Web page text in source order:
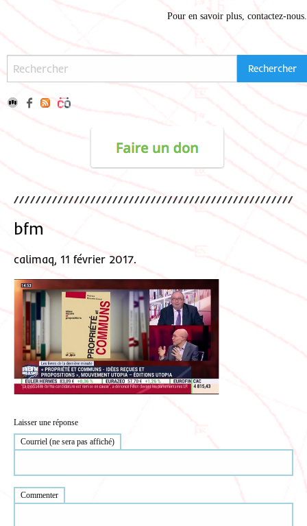
Pour en savoir plus, contactez-nous.
bfm
calimaq, 11 février 2017.
Laisser une réponse
Courriel (ne sera pas affiché)
Commenter